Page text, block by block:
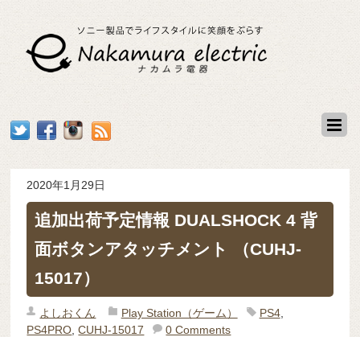
2020年1月29日
追加出荷予定情報 DUALSHOCK 4 背
面ボタンアタッチメント （CUHJ-
15017）
よしおくん Play Station（ゲーム） PS4,
PS4PRO ,CUHJ-15017 0 Comments